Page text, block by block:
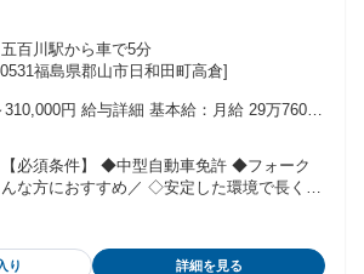
百川駅から車で5分
福島県郡山市日和田町高倉]
310,000円 給与詳細 基本給：月給 29万7600
勤・家族手当金額：なし 全員に一律で支払
金額：なし
必須条件】 ◆中型自動車免許 ◆フォーク
たい方
り 詳細を見る